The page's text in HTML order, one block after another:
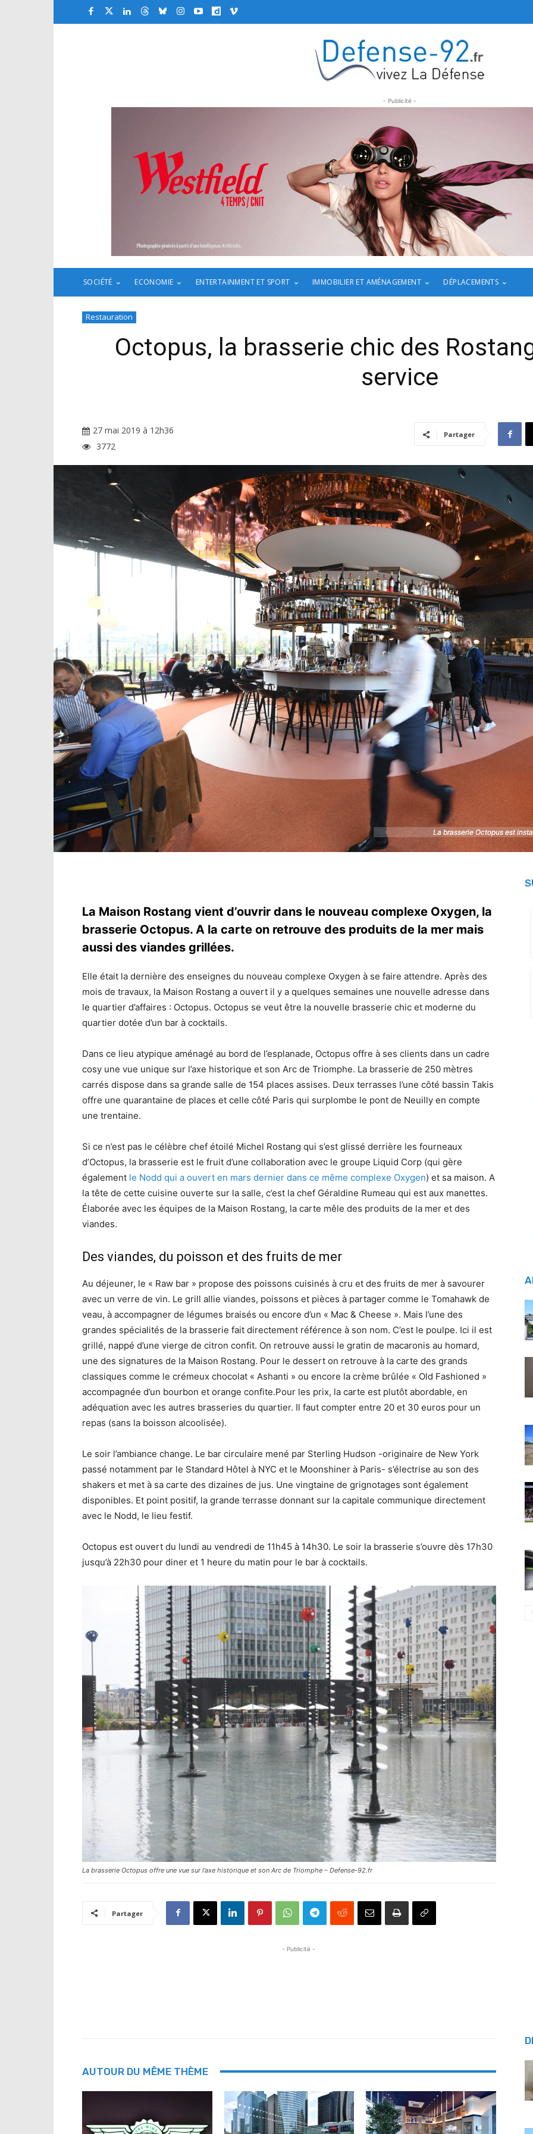
- Publicité -
SOCIÉTÉ ECONOMIE ENTERTAINMENT ET SPORT IMMOBILIER ET AMÉNAGEMENT DÉPLACEMENTS
Restauration
Octopus, la brasserie chic des
service
27 mai 2019 à 12h36
3772
Partager
La brasserie Octopus est
La brasserie Octopus est
La Maison Rostang vient d’ouvrir dans le nouveau complexe Oxygen, la
brasserie Octopus. A la carte on retrouve des produits de la mer mais
aussi des viandes grillées.
Elle était la dernière des enseignes du nouveau complexe Oxygen à se faire attendre. Après des
mois de travaux, la Maison Rostang a ouvert il y a quelques semaines une nouvelle adresse dans
le quartier d’affaires : Octopus. Octopus se veut être la nouvelle brasserie chic et moderne du
quartier dotée d’un bar à cocktails.
Dans ce lieu atypique aménagé au bord de l’esplanade, Octopus offre à ses clients dans un cadre
cosy une vue unique sur l’axe historique et son Arc de Triomphe. La brasserie de 250 mètres
carrés dispose dans sa grande salle de 154 places assises. Deux terrasses l’une côté bassin Takis
offre une quarantaine de places et celle côté Paris qui surplombe le pont de Neuilly en compte
une trentaine.
Si ce n’est pas le célèbre chef étoilé Michel Rostang qui s’est glissé derrière les fourneaux
d’Octopus, la brasserie est le fruit d’une collaboration avec le groupe Liquid Corp (qui gère
également le Nodd qui a ouvert en mars dernier dans ce même complexe Oxygen) et sa maison. A
la tête de cette cuisine ouverte sur la salle, c’est la chef Géraldine Rumeau qui est aux manettes.
Élaborée avec les équipes de la Maison Rostang, la carte mêle des produits de la mer et des
viandes.
Des viandes, du poisson et des fruits de mer
Au déjeuner, le « Raw bar » propose des poissons cuisinés à cru et des fruits de mer à savourer
avec un verre de vin. Le grill allie viandes, poissons et pièces à partager comme le Tomahawk de
veau, à accompagner de légumes braisés ou encore d’un « Mac & Cheese ». Mais l’une des
grandes spécialités de la brasserie fait directement référence à son nom. C’est le poulpe. Ici il est
grillé, nappé d’une vierge de citron confit. On retrouve aussi le gratin de macaronis au homard,
une des signatures de la Maison Rostang. Pour le dessert on retrouve à la carte des grands
classiques comme le crémeux chocolat « Ashanti » ou encore la crème brûlée « Old Fashioned »
accompagnée d’un bourbon et orange confite.Pour les prix, la carte est plutôt abordable, en
adéquation avec les autres brasseries du quartier. Il faut compter entre 20 et 30 euros pour un
repas (sans la boisson alcoolisée).
Le soir l’ambiance change. Le bar circulaire mené par Sterling Hudson -originaire de New York
passé notamment par le Standard Hôtel à NYC et le Moonshiner à Paris- s’électrise au son des
shakers et met à sa carte des dizaines de jus. Une vingtaine de grignotages sont également
disponibles. Et point positif, la grande terrasse donnant sur la capitale communique directement
avec le Nodd, le lieu festif.
Octopus est ouvert du lundi au vendredi de 11h45 à 14h30. Le soir la brasserie s’ouvre dès 17h30
jusqu’à 22h30 pour diner et 1 heure du matin pour le bar à cocktails.
La brasserie Octopus offre une vue sur l’axe historique et son Arc de Triomphe – Defense-92.fr
Partager
- Publicité -
AUTOUR DU MÊME THÈME